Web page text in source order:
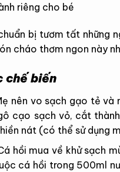
riêng cho bé
bị tươm tất những
cháo thơm ngon này
chế biến
nên vo sạch gạo tẻ và
cạo sạch vỏ, cắt
nát (có thể sử dụng
hồi mua về khử sạch
cá hồi trong 500ml